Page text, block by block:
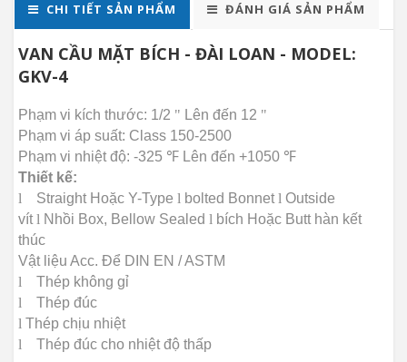
CHI TIẾT SẢN PHẨM ĐÁNH GIÁ SẢN PHẨM
VAN CẦU MẶT BÍCH - ĐÀI LOAN - MODEL:
GKV-4
Phạm vi kích thước: 1/2 " Lên đến 12 "
Phạm vi áp suất: Class 150-2500
Phạm vi nhiệt độ: -325 ℉ Lên đến +1050 ℉
Thiết kế:
l
Straight Hoặc Y-Type l bolted Bonnet l Outside
vít l Nhồi Box, Bellow Sealed l bích Hoặc Butt hàn kết
thúc
Vật liệu Acc. Để DIN EN / ASTM
l
Thép không gỉ
l
Thép đúc
l Thép chịu nhiệt
l
Thép đúc cho nhiệt độ thấp